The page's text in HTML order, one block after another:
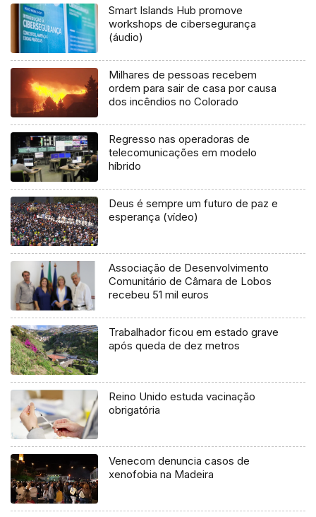
Smart Islands Hub promove
workshops de cibersegurança
(áudio)
Milhares de pessoas recebem
ordem para sair de casa por causa
dos incêndios no Colorado
Regresso nas operadoras de
telecomunicações em modelo
híbrido
Deus é sempre um futuro de paz e
esperança (vídeo)
Associação de Desenvolvimento
Comunitário de Câmara de Lobos
recebeu 51 mil euros
Trabalhador ficou em estado grave
após queda de dez metros
Reino Unido estuda vacinação
obrigatória
Venecom denuncia casos de
xenofobia na Madeira